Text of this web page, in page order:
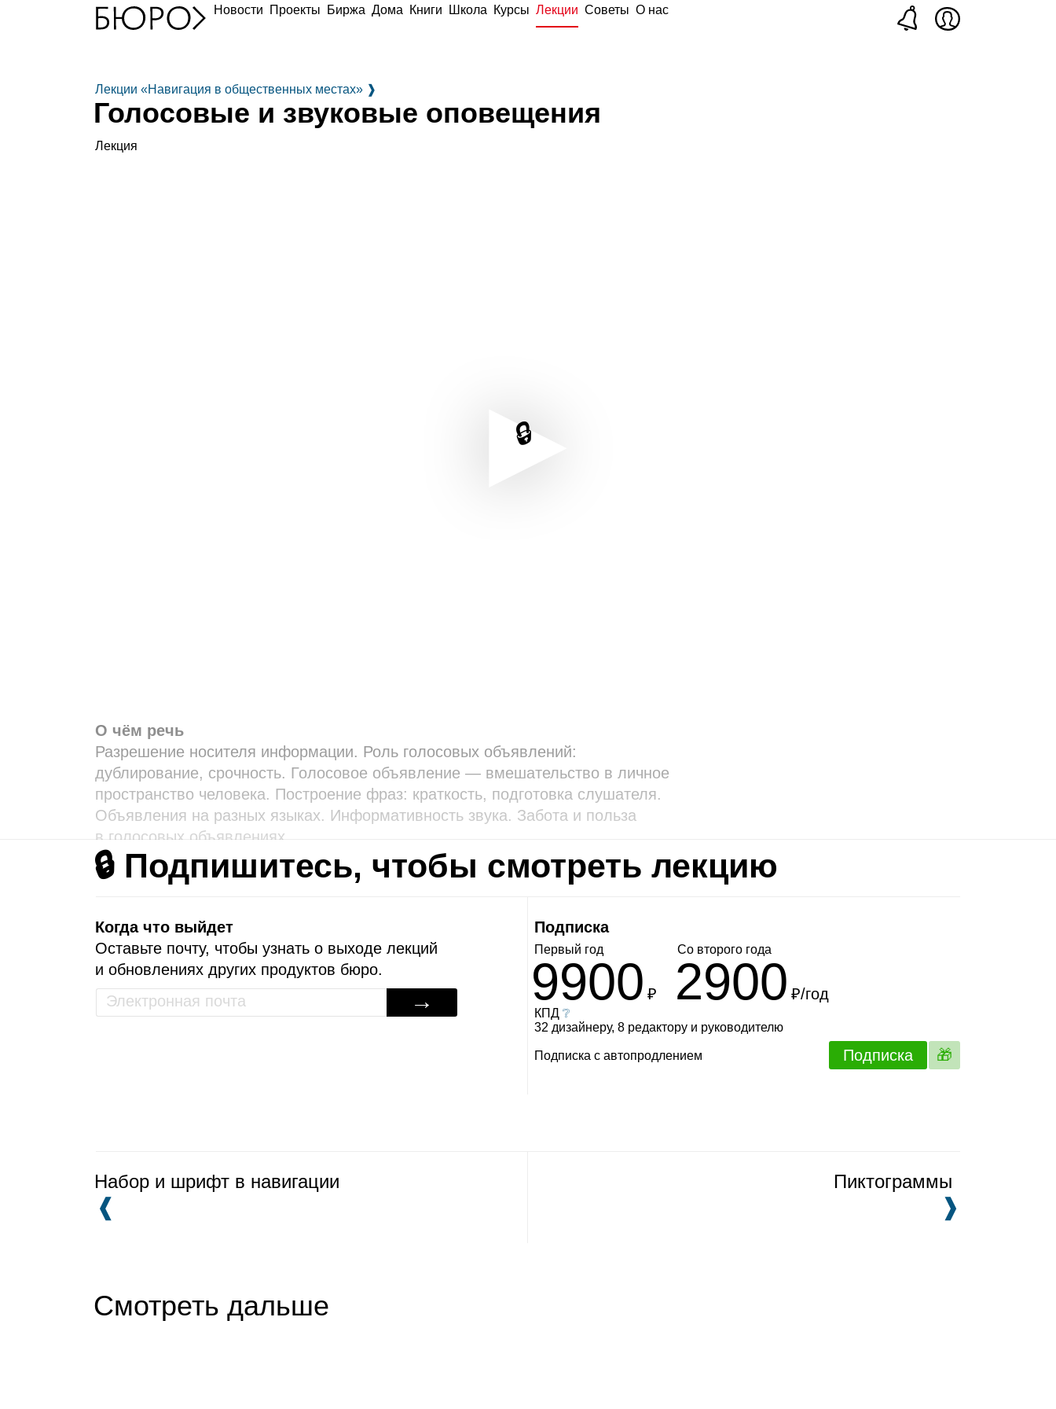
Новости Проекты Биржа Дома Книги Школа Курсы Лекции Советы О нас
Лекции «Навигация в общественных местах»❱
Голосовые и звуковые оповещения
Лекция
О чём речь
Разрешение носителя информации. Роль голосовых объявлений:
дублирование, срочность. Голосовое объявление — вмешательство в личное
пространство человека. Построение фраз: краткость, подготовка слушателя.
Объявления на разных языках. Информативность звука. Забота и польза
в голосовых объявлениях.
🔒 Подпишитесь, чтобы смотреть лекцию
Когда что выйдет
Оставьте почту, чтобы узнать о выходе лекций
и обновлениях других продуктов бюро.
→
Подписка
Первый год
9900 ₽
Со второго года
2900 ₽/год
КПД❔
32 дизайнеру, 8 редактору и руководителю
Подписка с автопродлением Подписка 🎁
❰
Набор и шрифт в навигации Пиктограммы
❱
Смотреть дальше